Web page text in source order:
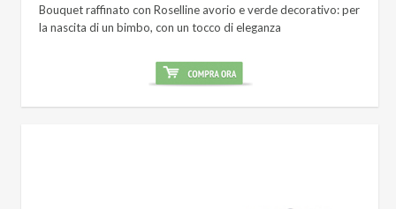
Bouquet raffinato con Roselline avorio e verde decorativo: per
la nascita di un bimbo, con un tocco di eleganza